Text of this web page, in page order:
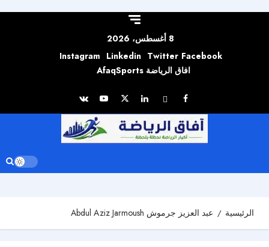
8 أغسطس، 2026
Facebook
Twitter
Linkedin
Instagram
افاق الرياضة AfaqSports
الرئيسية عبد العزيز جرموش Abdul Aziz Jarmoush